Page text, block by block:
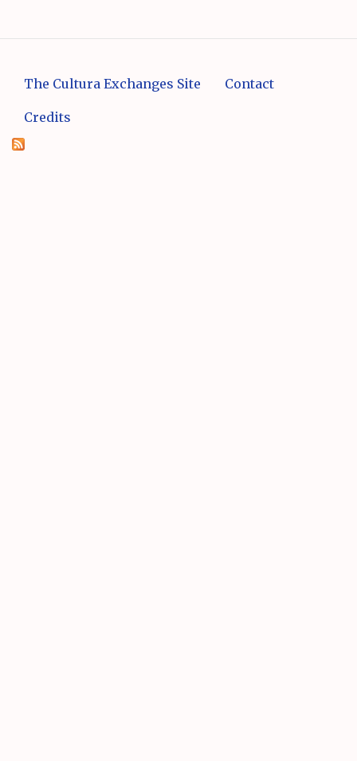
The Cultura Exchanges Site Contact
Credits